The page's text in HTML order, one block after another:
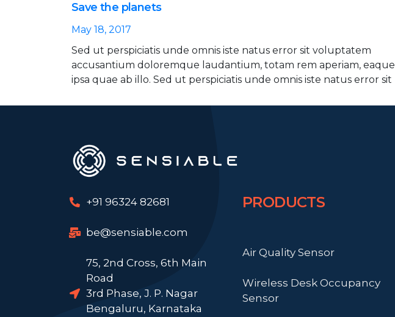
Save the planets
May 18, 2017
Sed ut perspiciatis unde omnis iste natus error sit voluptatem
accusantium doloremque laudantium, totam rem aperiam, eaque
ipsa quae ab illo. Sed ut perspiciatis unde omnis iste natus error sit
+91 96324 82681
be@sensiable.com
75, 2nd Cross, 6th Main
Road
3rd Phase, J. P. Nagar
Bengaluru, Karnataka
PRODUCTS
Air Quality Sensor
Wireless Desk Occupancy
Sensor